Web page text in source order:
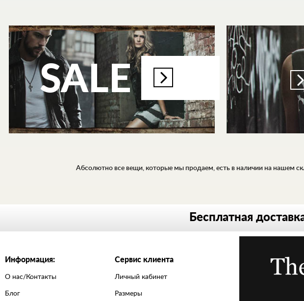
SALE
Абсолютно все вещи, которые мы продаем, есть в наличии на нашем
ПУЛОВЕРЫ
ВЕРХНЯЯ
Бесплатная
Информация:
О нас/Контакты
Блог
Сервис клиента
Личный кабинет
Размеры